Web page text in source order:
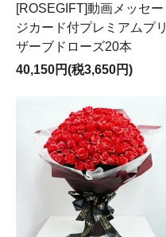
[ROSEGIFT]動画メッセー
ジカード付プレミアムプリ
ザーブドローズ20本
40,150円(税3,650円)